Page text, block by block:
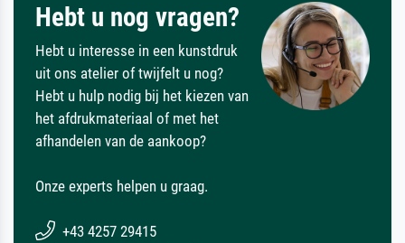
Hebt u nog vragen?
Hebt u interesse in een kunstdruk
uit ons atelier of twijfelt u nog?
Hebt u hulp nodig bij het kiezen van
het afdrukmateriaal of met het
afhandelen van de aankoop?
Onze experts helpen u graag.
+43 4257 29415